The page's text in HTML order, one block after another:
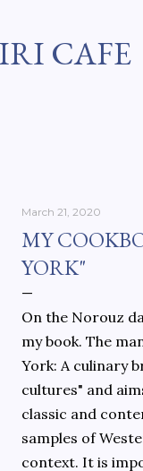
CAFE
March 21, 2020
MY
YORK"
On the Norouz
my book. The
York: A culinary
cultures" and
classic and
samples of
context. It is